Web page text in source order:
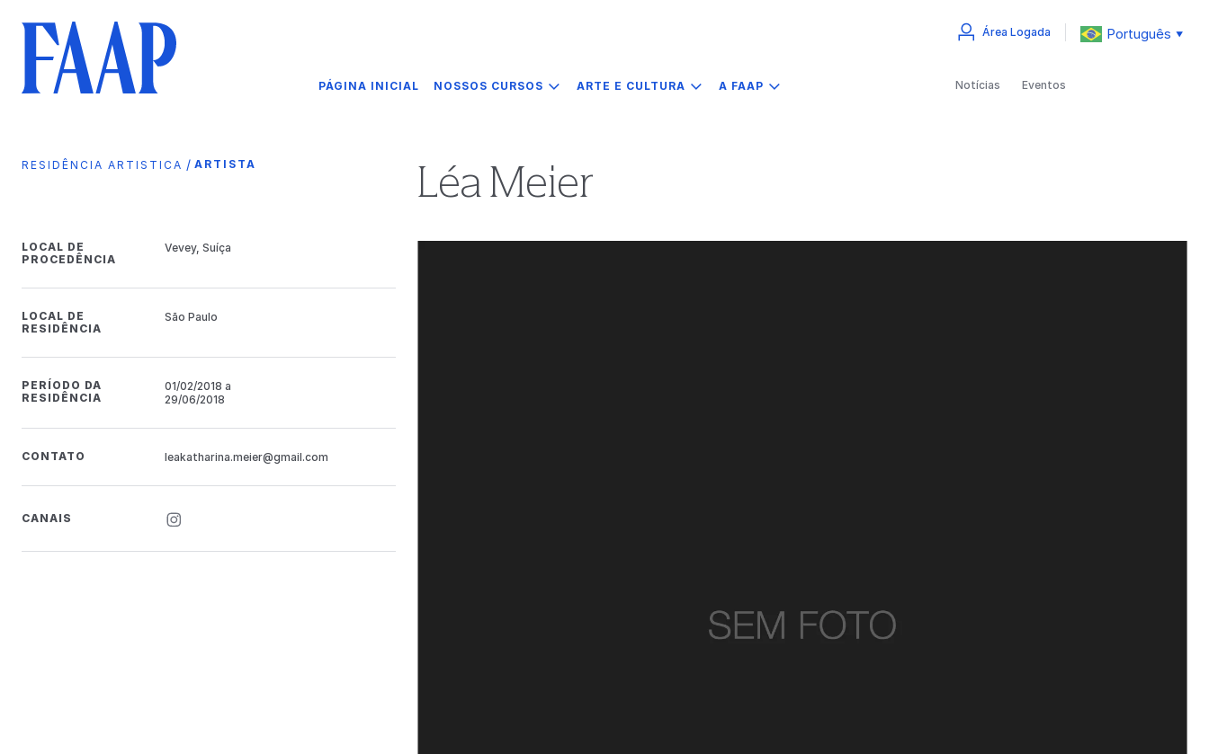
PÁGINA INICIAL NOSSOS CURSOS ARTE E CULTURA A FAAP
Área Logada Português ▼
Notícias Eventos
RESIDÊNCIA ARTISTICA / ARTISTA Léa Meier
LOCAL DE
PROCEDÊNCIA
Vevey, Suíça
LOCAL DE
RESIDÊNCIA
São Paulo
PERÍODO DA
RESIDÊNCIA
01/02/2018 a
29/06/2018
CONTATO leakatharina.meier@gmail.com
CANAIS